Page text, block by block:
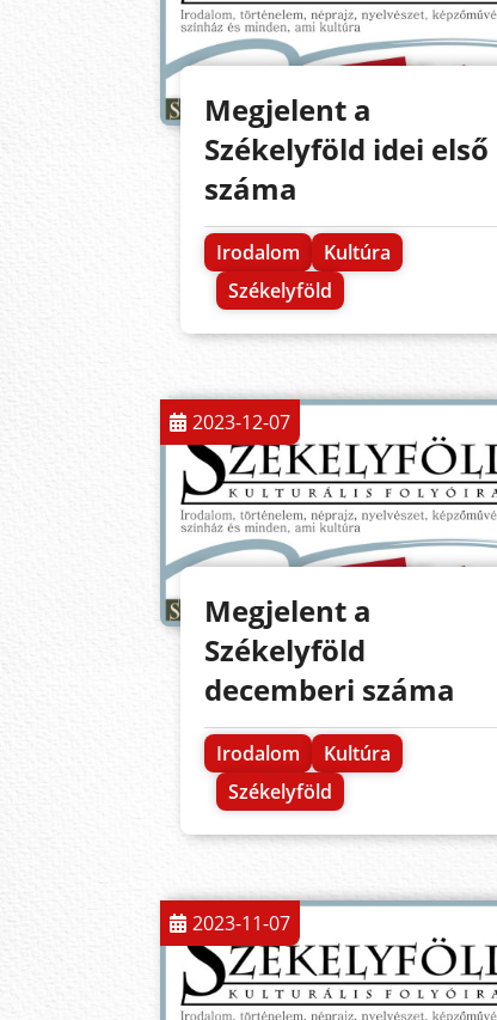
Megjelent a
Székelyföld idei első
száma
Irodalom
Kultúra
Székelyföld
2023-12-07
Megjelent a
Székelyföld
decemberi száma
Irodalom
Kultúra
Székelyföld
2023-11-07